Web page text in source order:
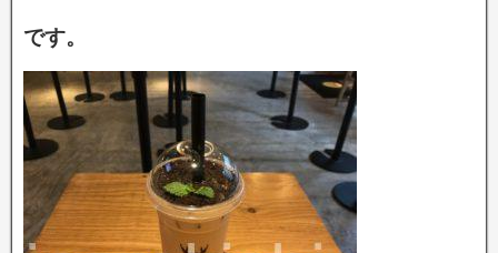
です。